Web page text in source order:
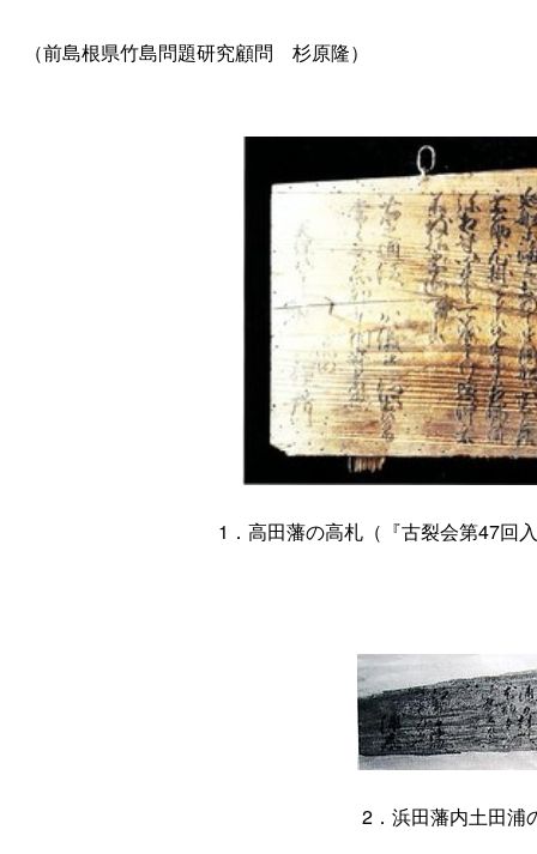
（前島根県竹島問題研究顧問 杉原隆）
1．高田藩の高札（『古裂会第47回
2．浜田藩内土田浦